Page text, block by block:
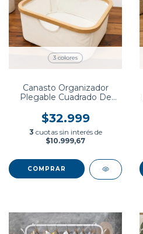
3 colores
Canasto Organizador
Plegable Cuadrado De
$32.999
3 cuotas sin interés de
$10.999,67
COMPRAR